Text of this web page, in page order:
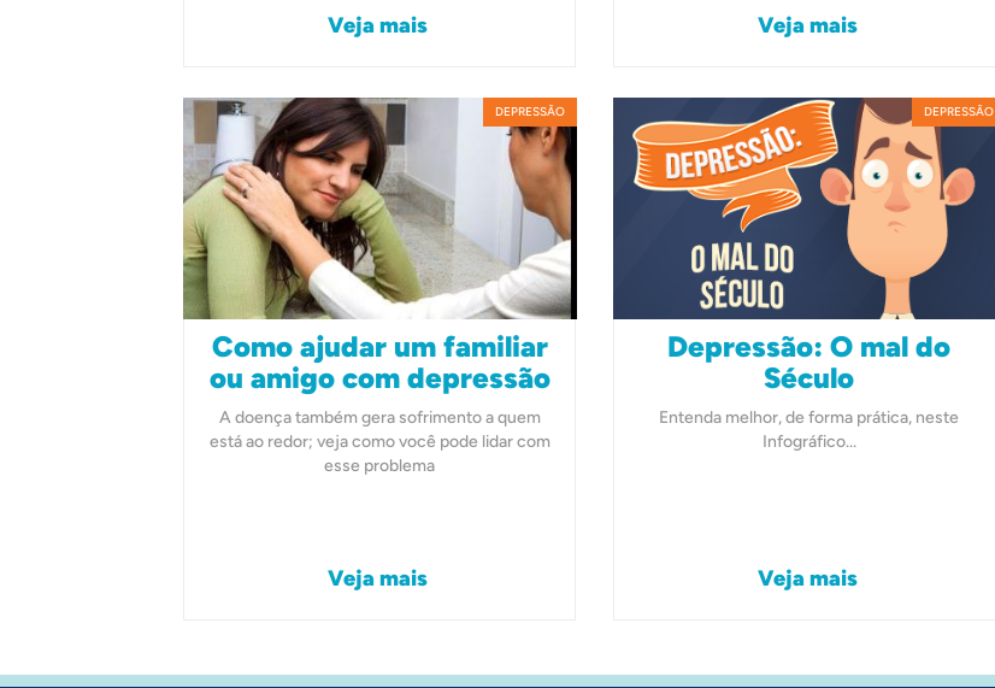
Veja mais Veja mais
DEPRESSÃO
Como ajudar um familiar
ou amigo com depressão
A doença também gera sofrimento a quem
está ao redor; veja como você pode lidar com
esse problema
Veja mais
DEPRESSÃO
Depressão: O mal do
Século
Entenda melhor, de forma prática, neste
Infográfico...
Veja mais